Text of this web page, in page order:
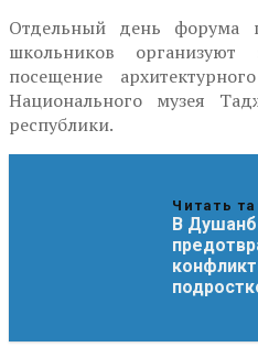
Отдельный день форума
школьников
посещение
Национального музея
республики.
Читать
В